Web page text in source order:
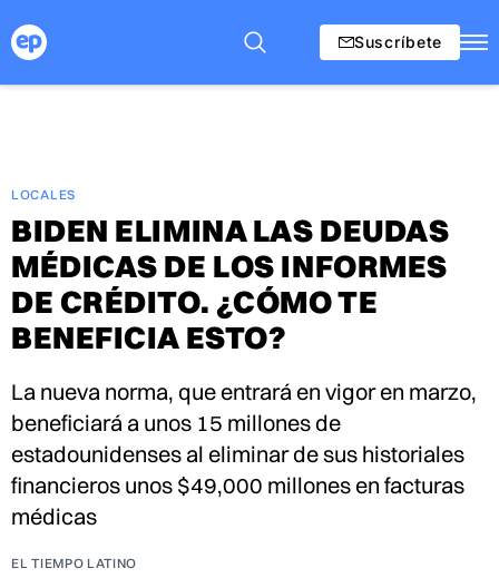
Suscríbete
LOCALES
BIDEN ELIMINA LAS DEUDAS
MÉDICAS DE LOS INFORMES
DE CRÉDITO. ¿CÓMO TE
BENEFICIA ESTO?
La nueva norma, que entrará en vigor en marzo,
beneficiará a unos 15 millones de
estadounidenses al eliminar de sus historiales
financieros unos $49,000 millones en facturas
médicas
EL TIEMPO LATINO